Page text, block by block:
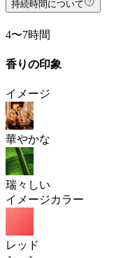
持続時間について
4〜7時間
香りの印象
イメージ
華やかな
瑞々しい
イメージカラー
レッド